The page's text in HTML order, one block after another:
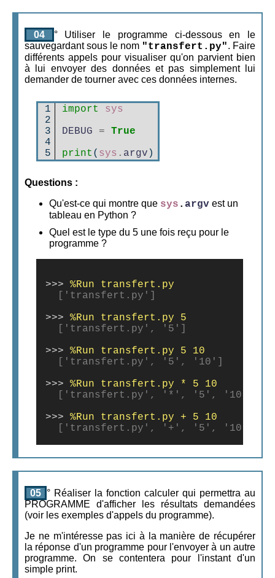
04
° Utiliser le programme ci-dessous en le
sauvegardant sous le nom "transfert.py". Faire
différents appels pour visualiser qu'on parvient bien
à lui envoyer des données et pas simplement lui
demander de tourner avec ces données internes.
1
2
3
4
5
import
sys
DEBUG
=
True
print ( sys . argv )
Questions :
Qu'est-ce qui montre que sys . argv est un
tableau en Python ?
Quel est le type du 5 une fois reçu pour le
programme ?
>>>
  ['transfert.py']
>>>
  ['transfert.py', '5']
>>>
  ['transfert.py', '5', '10']
>>>
  ['transfert.py', '*', '5', '10']
>>>
  ['transfert.py', '+', '5', '10']
05 ° Réaliser la fonction calculer qui permettra au
PROGRAMME d'afficher les résultats demandées
(voir les exemples d'appels du programme).
Je ne m'intéresse pas ici à la manière de récupérer
la réponse d'un programme pour l'envoyer à un autre
programme. On se contentera pour l'instant d'un
simple print.